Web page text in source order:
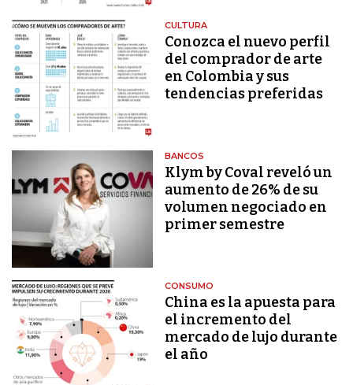
CULTURA
Conozca el nuevo perfil
del comprador de arte
en Colombia y sus
tendencias preferidas
BANCOS
Klym by Coval reveló un
aumento de 26% de su
volumen negociado en
primer semestre
CONSUMO
China es la apuesta para
el incremento del
mercado de lujo durante
el año